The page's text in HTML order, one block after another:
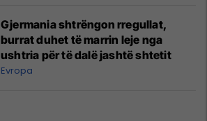
Gjermania shtrëngon rregullat,
burrat duhet të marrin leje nga
ushtria për të dalë jashtë shtetit
Evropa